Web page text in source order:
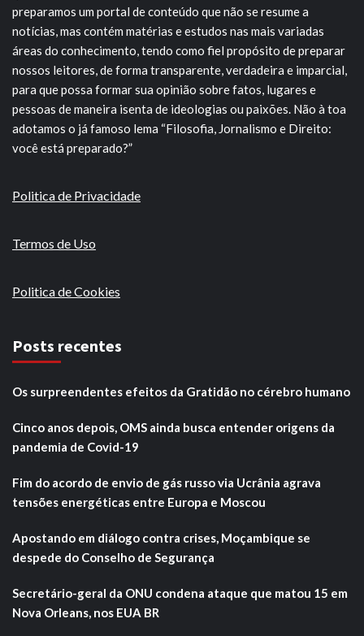
preparamos um portal de conteúdo que não se resume a
notícias, mas contém matérias e estudos nas mais variadas
áreas do conhecimento, tendo como fiel propósito de preparar
nossos leitores, de forma transparente, verdadeira e imparcial,
para que possa formar sua opinião sobre fatos, lugares e
pessoas de maneira isenta de ideologias ou paixões. Não à toa
adotamos o já famoso lema “Filosofia, Jornalismo e Direito:
você está preparado?”
Politica de Privacidade
Termos de Uso
Politica de Cookies
Posts recentes
Os surpreendentes efeitos da Gratidão no cérebro humano
Cinco anos depois, OMS ainda busca entender origens da
pandemia de Covid-19
Fim do acordo de envio de gás russo via Ucrânia agrava
tensões energéticas entre Europa e Moscou
Apostando em diálogo contra crises, Moçambique se
despede do Conselho de Segurança
Secretário-geral da ONU condena ataque que matou 15 em
Nova Orleans, nos EUA BR